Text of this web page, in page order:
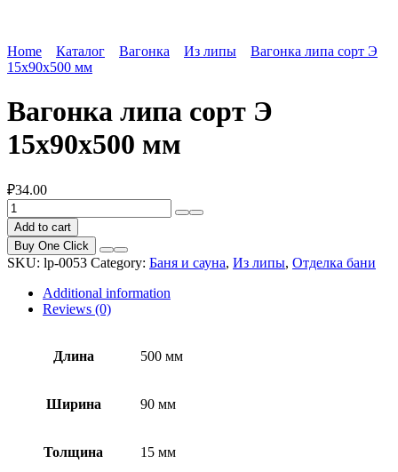
Home Каталог Вагонка Из липы
Вагонка липа сорт Э
15x90x500 мм
Вагонка липа сорт Э
15x90x500 мм
₽34.00
Вагонка
липа
сорт
Э
15x90x500
quantity
Add to cart
Buy One Click
SKU: lp-0053 Category: Баня и сауна, Из липы, Отделка бани
Additional information
Reviews (0)
Длина 500 мм
Ширина 90 мм
Толщина 15 мм